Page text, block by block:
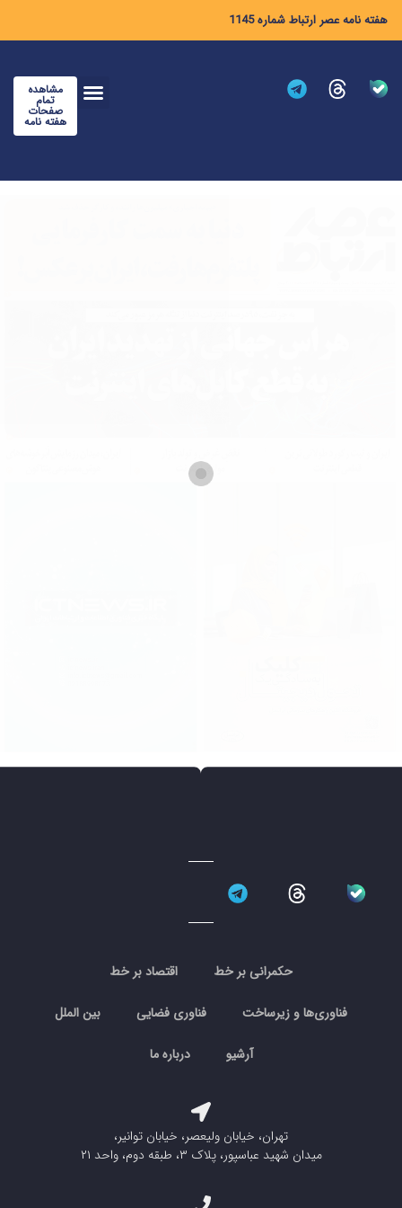
هفته نامه عصر ارتباط شماره 1145
مشاهده
تمام
صفحات
هفته نامه
حکمرانی بر خط اقتصاد بر خط
فناوری‌ها و زیرساخت فناوری فضایی بین الملل
آرشیو درباره ما
تهران، خیابان ولیعصر، خیابان توانیر،
میدان شهید عباسپور، پلاک ۳، طبقه دوم، واحد ۲۱